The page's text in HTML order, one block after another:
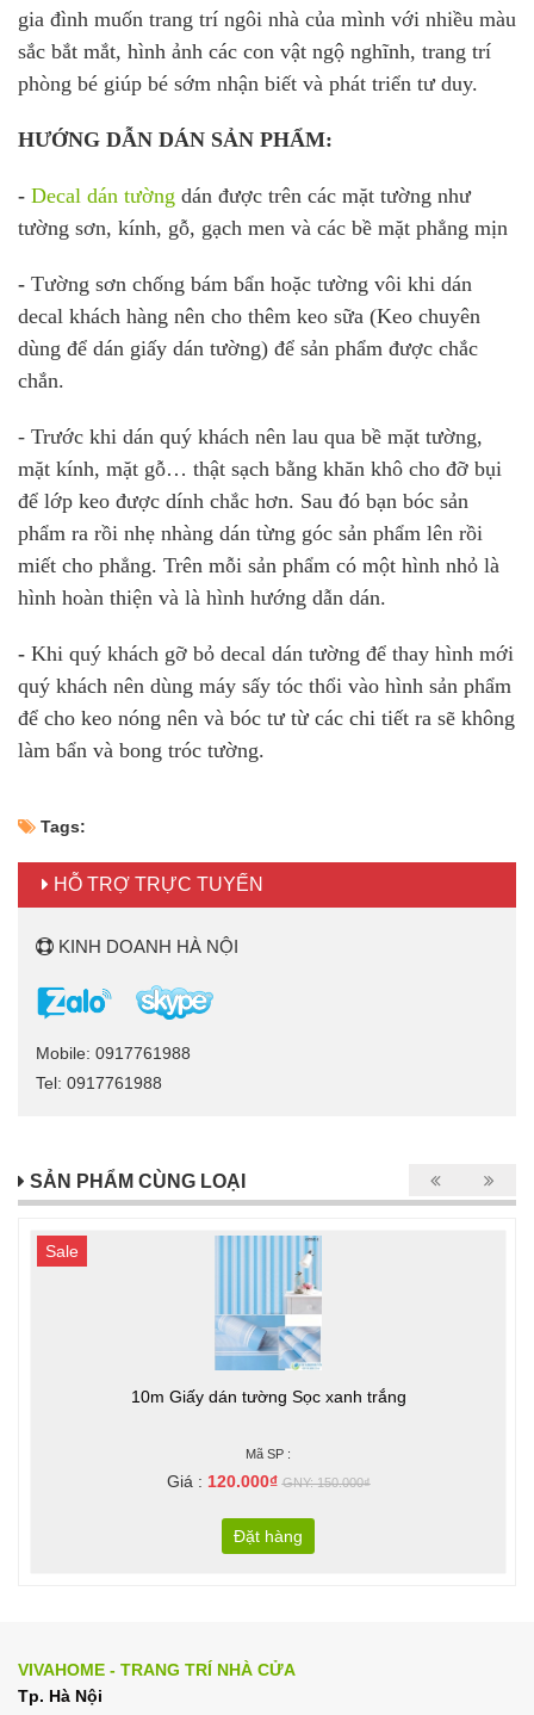
gia đình muốn trang trí ngôi nhà của mình với nhiều màu
sắc bắt mắt, hình ảnh các con vật ngộ nghĩnh, trang trí
phòng bé giúp bé sớm nhận biết và phát triển tư duy.
HƯỚNG DẪN DÁN SẢN PHẨM:
- Decal dán tường dán được trên các mặt tường như
tường sơn, kính, gỗ, gạch men và các bề mặt phẳng mịn
- Tường sơn chống bám bẩn hoặc tường vôi khi dán
decal khách hàng nên cho thêm keo sữa (Keo chuyên
dùng để dán giấy dán tường) để sản phẩm được chắc
chắn.
- Trước khi dán quý khách nên lau qua bề mặt tường,
mặt kính, mặt gỗ… thật sạch bằng khăn khô cho đỡ bụi
để lớp keo được dính chắc hơn. Sau đó bạn bóc sản
phẩm ra rồi nhẹ nhàng dán từng góc sản phẩm lên rồi
miết cho phẳng. Trên mỗi sản phẩm có một hình nhỏ là
hình hoàn thiện và là hình hướng dẫn dán.
- Khi quý khách gỡ bỏ decal dán tường để thay hình mới
quý khách nên dùng máy sấy tóc thổi vào hình sản phẩm
để cho keo nóng nên và bóc tư từ các chi tiết ra sẽ không
làm bẩn và bong tróc tường.
Tags:
HỖ TRỢ TRỰC TUYẾN
KINH DOANH HÀ NỘI
Mobile: 0917761988
Tel: 0917761988
SẢN PHẨM CÙNG LOẠI
Sale
10m Giấy dán tường Sọc xanh trắng
Mã SP :
Giá : 120.000₫GNY: 150.000₫
Đặt hàng
VIVAHOME - TRANG TRÍ NHÀ CỬA
Tp. Hà Nội